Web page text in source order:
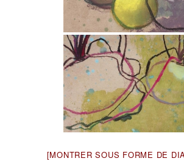
[MONTRER SOUS FORME DE